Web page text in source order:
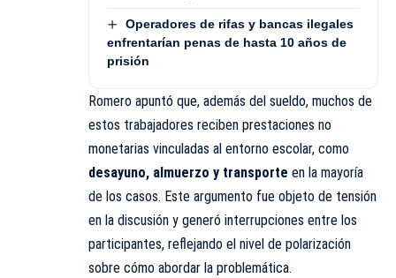
Operadores de rifas y bancas ilegales
enfrentarían penas de hasta 10 años de
prisión
Romero apuntó que, además del sueldo, muchos de
estos trabajadores reciben prestaciones no
monetarias vinculadas al entorno escolar, como
desayuno, almuerzo y transporte en la mayoría
de los casos. Este argumento fue objeto de tensión
en la discusión y generó interrupciones entre los
participantes, reflejando el nivel de polarización
sobre cómo abordar la problemática.